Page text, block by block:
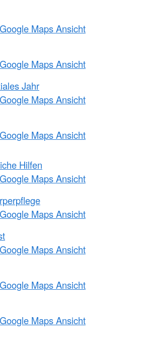
Maps Ansicht
Maps Ansicht
Jahr
Maps Ansicht
Maps Ansicht
Hilfen
Maps Ansicht
Maps Ansicht
Maps Ansicht
Maps Ansicht
Maps Ansicht